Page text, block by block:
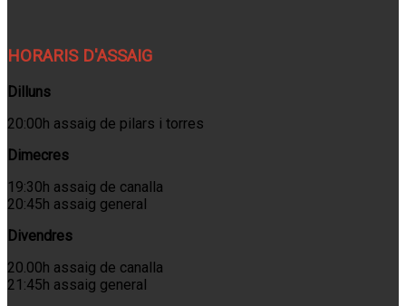
HORARIS D'ASSAIG
Dilluns
20:00h assaig de pilars i torres
Dimecres
19:30h assaig de canalla
20:45h assaig general
Divendres
20.00h assaig de canalla
21:45h assaig general